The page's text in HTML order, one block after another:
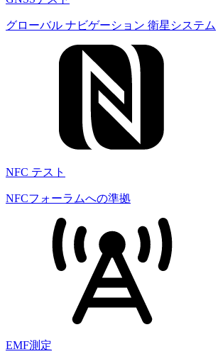
グローバル ナビゲーション 衛星システム
NFC テスト
NFCフォーラムへの準拠
EMF測定